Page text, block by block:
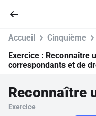
Parcourir
Accueil Cinquième
Exercice : Reconnaître
correspondants et de
Exercice